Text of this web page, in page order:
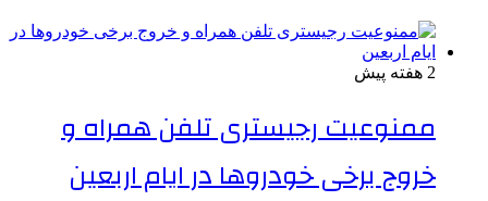
2 هفته پیش
ممنوعیت رجیستری تلفن همراه و
خروج برخی خودروها در ایام اربعین